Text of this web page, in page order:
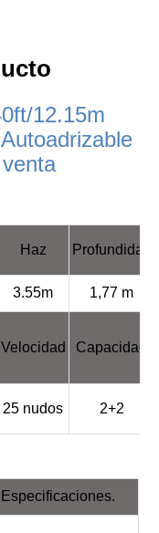
12.15m
Haz Profundidad
3.55m 1,77 m
Velocidad Capacidad
25 nudos 2+2
Especificaciones.